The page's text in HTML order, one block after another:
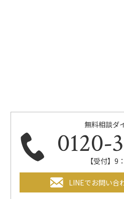
無料相談ダ
0120-
【受付】9
LINEでお問い合